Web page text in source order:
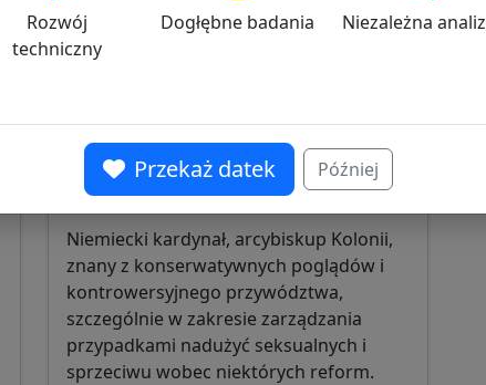
Niemiecki kardynał, arcybiskup Kolonii,
znany z konserwatywnych poglądów i
kontrowersyjnego przywództwa,
szczególnie w zakresie zarządzania
przypadkami nadużyć seksualnych i
sprzeciwu wobec niektórych reform.
Rozwój
techniczny
Dogłębne badania Niezależna
Przekaż datek Później